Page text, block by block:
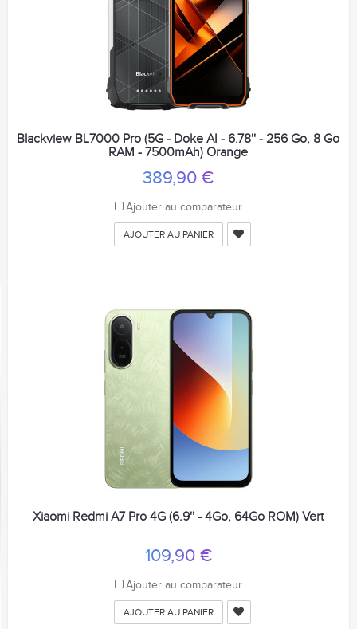
Blackview BL7000 Pro (5G - Doke AI - 6.78'' - 256 Go, 8 Go
RAM - 7500mAh) Orange
389,90 €
Ajouter au comparateur
AJOUTER AU PANIER
Xiaomi Redmi A7 Pro 4G (6.9'' - 4Go, 64Go ROM) Vert
109,90 €
Ajouter au comparateur
AJOUTER AU PANIER